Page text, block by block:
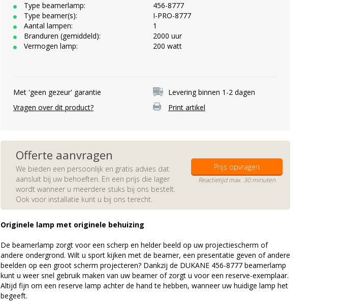
Type beamerlamp:
456-8777
Type beamer(s):
I-PRO-8777
Aantal lampen:
1
Branduren (gemiddeld):
2000 uur
Vermogen lamp:
200 watt
Met 'geen gezeur' garantie
Levering binnen 1-2 dagen
Vragen over dit product?
Print artikel
Offerte aanvragen
We bieden een persoonlijk en gratis advies dat
aansluit bij uw behoeften. En een prijs die lager
wordt wanneer u meerdere stuks bij ons bestelt.
Ook voor installatie kunt u bij ons terecht.
Prijs opvragen
Reactietijd max. 30 minuten
Originele lamp met originele behuizing
De beamerlamp zorgt voor een scherp en helder beeld op uw projectiescherm of
andere ondergrond. Wilt u sport kijken met de beamer, een presentatie geven of andere
beelden op een groot scherm projecteren? Dankzij de DUKANE 456-8777 beamerlamp
kunt u weer snel gebruik maken van uw beamer of zorgt u voor een reserve-exemplaar.
Altijd fijn om een reserve lamp achter de hand te hebben, wanneer uw huidige lamp het
begeeft.